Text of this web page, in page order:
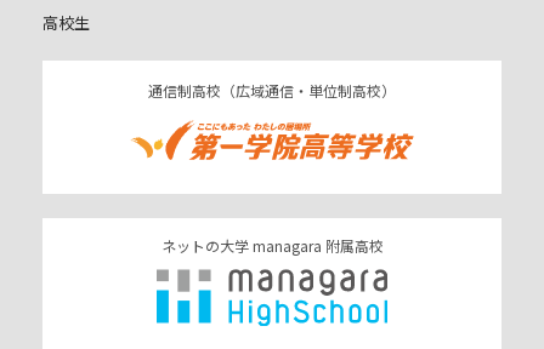
高校生
通信制高校（広域通信・単位制高校）
ネットの大学 managara 附属高校